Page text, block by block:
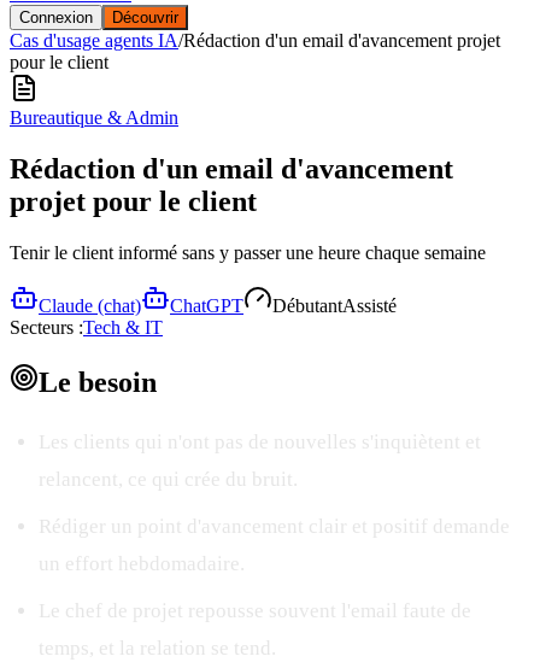
Connexion Découvrir
Cas d'usage agents IA/Rédaction d'un email d'avancement projet
pour le client
Bureautique & Admin
Rédaction d'un email d'avancement
projet pour le client
Tenir le client informé sans y passer une heure chaque semaine
Claude (chat) ChatGPT DébutantAssisté
Secteurs :Tech & IT
Le besoin
Les clients qui n'ont pas de nouvelles s'inquiètent et
relancent, ce qui crée du bruit.
Rédiger un point d'avancement clair et positif demande
un effort hebdomadaire.
Le chef de projet repousse souvent l'email faute de
temps, et la relation se tend.